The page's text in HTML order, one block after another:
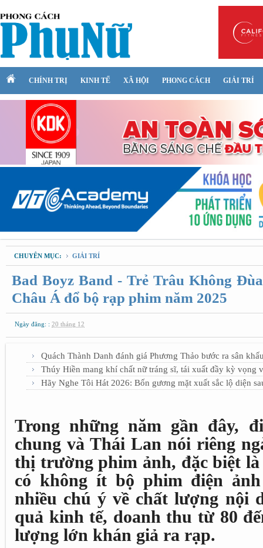
CHÍNH TRỊ KINH TẾ XÃ HỘI PHONG CÁCH GIẢI TRÍ
CHUYÊN MỤC: GIẢI TRÍ
Bad Boyz Band - Trẻ Trâu Không
Châu Á đổ bộ rạp phim năm 2025
Ngày đăng: : 20 tháng 12
Quách Thành Danh đánh giá Phương Thảo bước ra sân
Thúy Hiền mang khí chất nữ tráng sĩ, tái xuất đầy kỳ vọng
Hãy Nghe Tôi Hát 2026: Bốn gương mặt xuất sắc lộ diện
Trong những năm gần đây,
chung và Thái Lan nói riêng
thị trường phim ảnh, đặc biệt
có không ít bộ phim điện
nhiều chú ý về chất lượng nội
quả kinh tế, doanh thu từ 80
lượng lớn khán giả ra rạp.